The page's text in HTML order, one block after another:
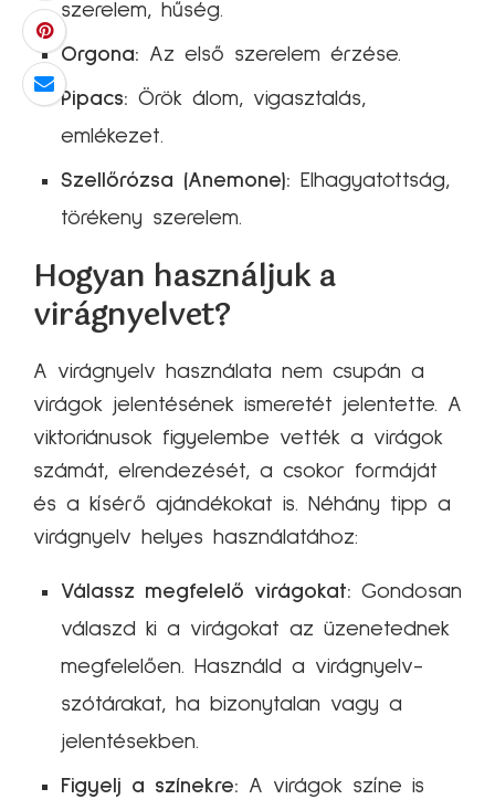
szerelem, hűség.
Orgona: Az első szerelem érzése.
Pipacs: Örök álom, vigasztalás,
emlékezet.
Szellőrózsa (Anemone): Elhagyatottság,
törékeny szerelem.
Hogyan használjuk a
virágnyelvet?
A virágnyelv használata nem csupán a
virágok jelentésének ismeretét jelentette. A
viktoriánusok figyelembe vették a virágok
számát, elrendezését, a csokor formáját
és a kísérő ajándékokat is. Néhány tipp a
virágnyelv helyes használatához:
Válassz megfelelő virágokat: Gondosan
válaszd ki a virágokat az üzenetednek
megfelelően. Használd a virágnyelv-
szótárakat, ha bizonytalan vagy a
jelentésekben.
Figyelj a színekre: A virágok színe is